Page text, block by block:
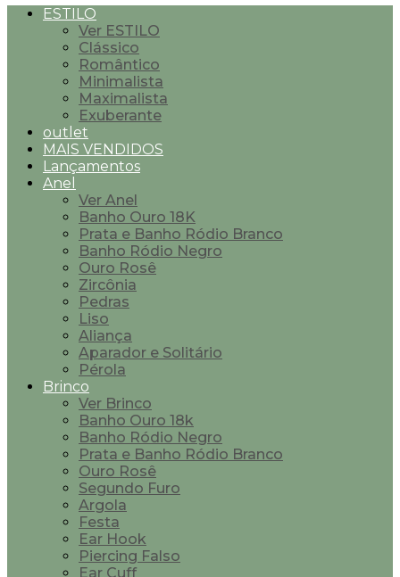
ESTILO
Ver ESTILO
Clássico
Romântico
Minimalista
Maximalista
Exuberante
outlet
MAIS VENDIDOS
Lançamentos
Anel
Ver Anel
Banho Ouro 18K
Prata e Banho Ródio Branco
Banho Ródio Negro
Ouro Rosê
Zircônia
Pedras
Liso
Aliança
Aparador e Solitário
Pérola
Brinco
Ver Brinco
Banho Ouro 18k
Banho Ródio Negro
Prata e Banho Ródio Branco
Ouro Rosê
Segundo Furo
Argola
Festa
Ear Hook
Piercing Falso
Ear Cuff